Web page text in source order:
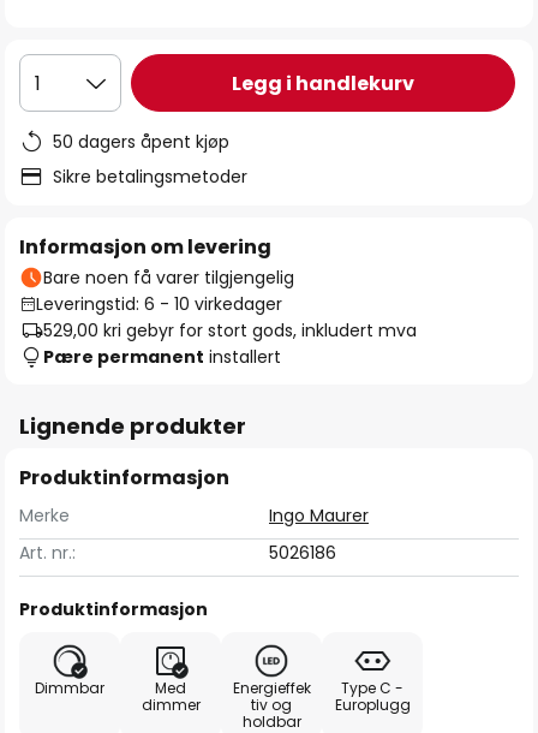
1 Legg i handlekurv
50 dagers åpent kjøp
Sikre betalingsmetoder
Informasjon om levering
Bare noen få varer tilgjengelig
Leveringstid: 6 - 10 virkedager
529,00 kri gebyr for stort gods, inkludert mva
Pære permanent installert
Lignende produkter
Produktinformasjon
Merke
Ingo Maurer
Art. nr.:
5026186
Produktinformasjon
Dimmbar
Med
dimmer
Energieffek
tiv og
holdbar
Type C -
Europlugg